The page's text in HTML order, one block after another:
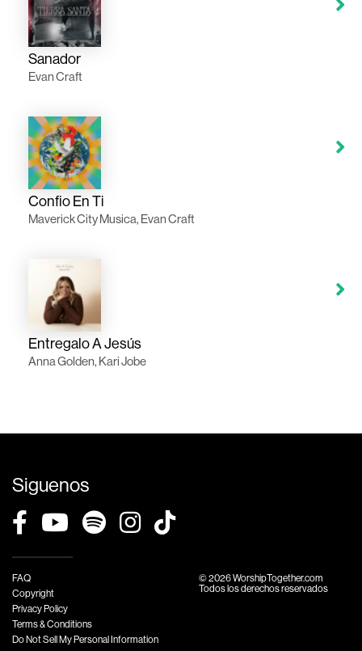
Sanador
Evan Craft
Confio En Ti
Maverick City Musica, Evan Craft
Entregalo A Jesús
Anna Golden, Kari Jobe
Siguenos
FAQ
Copyright
Privacy Policy
Terms & Conditions
Do Not Sell My Personal Information
© 2026 WorshipTogether.com
Todos los derechos reservados